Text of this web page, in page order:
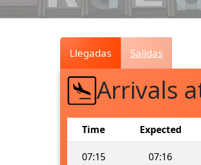
Llegadas Salidas
Arrivals
Time Expected
07:15 07:16